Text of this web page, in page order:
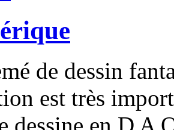
de dessin
est très